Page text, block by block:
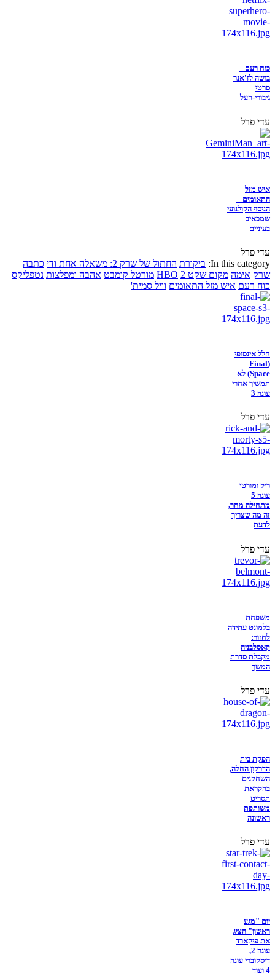
כוח רעם –
בושה לז'אנר
סרטי
גיבורי-העל
עדי פרל
איש מזל
התאומים –
הניסוי הקולנועי
שמכאיב
בעיניים
עדי פרל
In this category: ביקורת החתול של שרק 2: משאלה אחת ודי
כתבה
שרק אימה מקום שקט 2 HBO מורטל קומבט אהבה ומפלצות נטפליקס
כוח רעם איש מזל התאומים וויל סמית'
חלל אינסופי
(Final
Space) לא
תמשיך אחרי
עונה 3
עדי פרל
ריק ומורטי
עונה 5
מתחילה מחר,
זה מה שצריך
לדעת
עדי פרל
משפחת
בלמונט עתידה
לחזור:
קאסלבניה
מקבלת סדרת
המשך
עדי פרל
הפקת בית
הדרקון החלה,
השחקנים
בהקראת
תסריט
משותפת
ראשונה
עדי פרל
יום "מגע
ראשון" הציג
את פיקארד
עונה 2,
דיסקוברי עונה
4 ועוד